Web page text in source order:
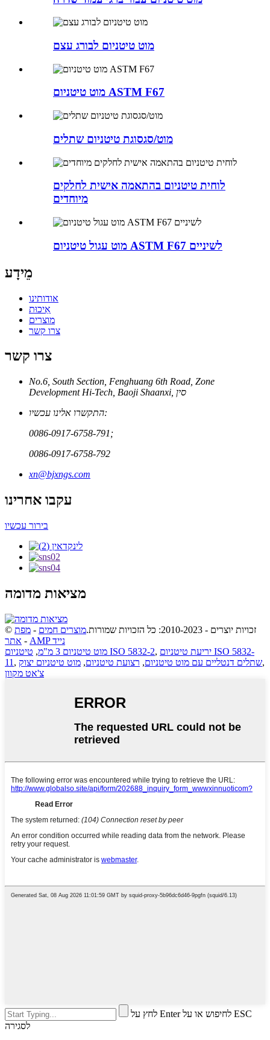
מוט טיטניום לבורג עצם
מוט טיטניום ASTM F67
מוט/סגסוגת טיטניום שתלים
לוחית טיטניום בהתאמה אישית לחלקים
מיוחדים
מוט עגול טיטניום ASTM F67 לשיניים
מֵידָע
אודותינו
אֵיכוּת
מוצרים
צרו קשר
צרו קשר
No.6, South Section, Fenghuang 6th Road, Zone
Development Hi-Tech, Baoji Shaanxi, סין
התקשרו אלינו עכשיו:
0086-0917-6758-791;
0086-0917-6758-792
xn@bjxngs.com
עקבו אחרינו
בירור עכשיו
מציאות מדומה
© זכויות יוצרים - 2010-2023: כל הזכויות שמורות. מוצרים חמים - מפת
אתר -
AMP נייד
מוט טיטניום 3 מ"מ
, טיטניום ISO 5832-2, יריעת טיטניום ISO 5832-
11 , שתלים דנטליים עם מוט טיטניום, רצועת טיטניום, מוט טיטניום יצוק
,
צ'אט מקוון
לחץ על Enter לחיפוש או על ESC
לסגירה